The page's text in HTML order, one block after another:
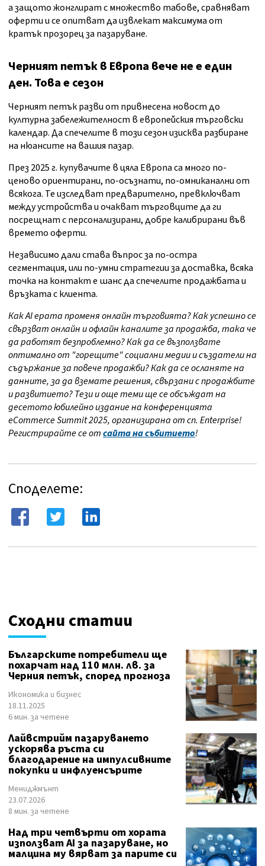
а защото жонглират с множество табове, сравняват
оферти и се опитват да извлекат максимума от
кратък прозорец за пазаруване.
Черният петък в Европа вече не е един
ден. Това е сезон
Черният петък разви от привнесена новост до
културна забележителност в европейския търговски
календар. Да спечелите в този сезон изисква разбиране
на нюансите на вашия пазар.
През 2025 г. купувачите в цяла Европа са много по-
ценово ориентирани, по-осъзнати, по-омниканални от
всякога. Те изследват предварително, превключват
между устройства и очакват търговците да ги
посрещнат с персонализирани, добре калибрирани във
времето оферти.
Независимо дали става въпрос за по-остра
сегментация, или по-умни стратегии за доставка, всяка
точка на контакт е шанс да спечелите продажбата и
връзката с клиента.
Как AI ерата променя онлайн търговията? Как успешно се
свързват онлайн и офлайн каналите за продажба, така че
да работят безпроблемно? Как да се възползвате
оптимално от "горещите" социални медии и създатели на
съдържание за повече продажби? Как да се осланяте на
данните, за да вземате решения, свързани с продажбите
и развитието? Тези и още теми ще се обсъждат на
десетото юбилейно издание на конференцията
eCommerce Summit 2025, организирана от сп. Enterprise!
Регистрирайте се отсайта на събитието!
Споделете:
Сходни статии
Българските потребители ще
похарчат над 110 млн. лв. за
Черния петък, според прогноза
Икономика и бизнес
18.11.2025
6 мин. за четене
Лайвстрийм пазаруването
ускорява ръста си
благодарение на импулсивните
покупки и инфлуенсърите
Мениджмънт
23.07.2026
8 мин. за четене
Над три четвърти от хората
използват AI за пазаруване, но
малцина му вярват за парите си